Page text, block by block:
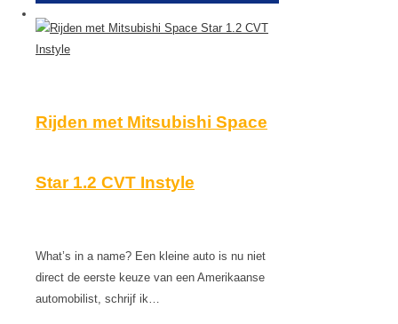
Rijden met Mitsubishi Space
Star 1.2 CVT Instyle
What’s in a name? Een kleine auto is nu niet
direct de eerste keuze van een Amerikaanse
automobilist, schrijf ik…